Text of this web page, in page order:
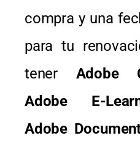
compra y una
para tu
tener Adobe
Adobe E-
Adobe